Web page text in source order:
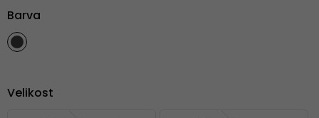
Barva
Velikost